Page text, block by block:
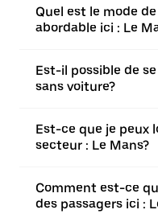
Quel est le mode
abordable ici : Le
Est-il possible de
sans voiture?
Est-ce que je peux
secteur : Le Mans?
Comment est-ce
des passagers ici :